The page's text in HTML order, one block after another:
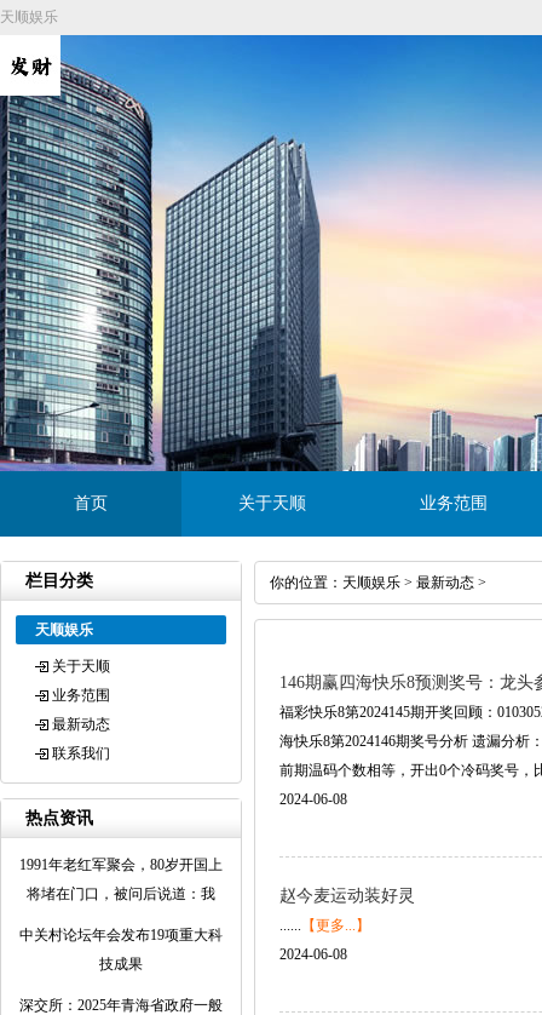
天顺娱乐
首页 关于天顺 业务范围
栏目分类
天顺娱乐
关于天顺
业务范围
最新动态
联系我们
热点资讯
1991年老红军聚会，80岁开国上
将堵在门口，被问后说道：我
中关村论坛年会发布19项重大科
技成果
深交所：2025年青海省政府一般
你的位置： 天顺娱乐 > 最新动态 >
146期赢四海快乐8预测奖号：龙头
福彩快乐8第2024145期开奖回顾：
海快乐8第2024146期奖号分析 遗漏分析
前期温码个数相等，开出0个冷码奖号，
2024-06-08
赵今麦运动装好灵
...... 【更多...】
2024-06-08